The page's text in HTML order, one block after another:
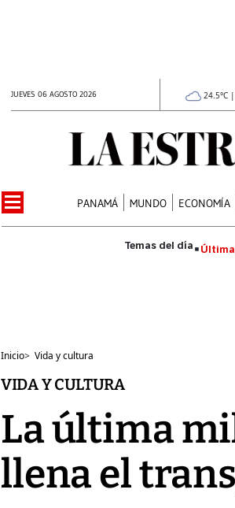
JUEVES 06 AGOSTO 2026 24.5°C |
PANAMÁ MUNDO ECONOMÍA
Inicio> Vida y cultura
VIDA Y CULTURA
La última
llena el